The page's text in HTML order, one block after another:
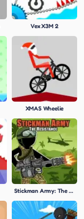
Vex X3M 2
XMAS Wheelie
Stickman Army: The Resistance